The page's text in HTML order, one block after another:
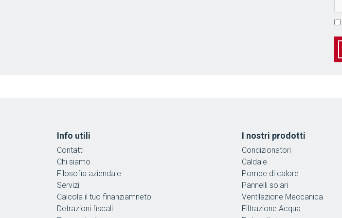
*
Info utili
Contatti
Chi siamo
Filosofia aziendale
Servizi
Calcola il tuo finanziamneto
Detrazioni fiscali
I nostri prodotti
Condizionatori
Caldaie
Pompe di calore
Pannelli solari
Ventilazione Meccanica
Filtrazione Acqua